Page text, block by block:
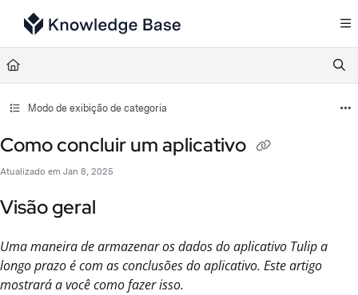
Documentation Index
Fetch the complete documentation index at:
Use this file to discover all available pages before exploring further.
Modo de exibição de categoria
Como concluir um aplicativo
Atualizado em Jan 8, 2025
Visão geral
Uma maneira de armazenar os dados do aplicativo Tulip a
longo prazo é com as conclusões do aplicativo. Este artigo
mostrará a você como fazer isso.